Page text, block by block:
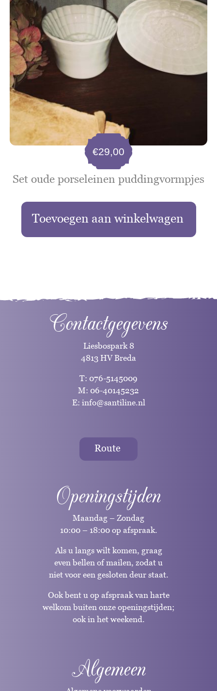
Set oude porseleinen puddingvormpjes
€29,00
Toevoegen aan winkelwagen
Contactgegevens
Liesbospark 8
4813 HV Breda
T: 076-5145009
M: 06-40145232
E: info@santiline.nl
Route
Openingstijden
Maandag – Zondag
10:00 – 18:00 op afspraak.
Als u langs wilt komen, graag
even bellen of mailen, zodat u
niet voor een gesloten deur staat.
Ook bent u op afspraak van harte
welkom buiten onze openingstijden;
ook in het weekend.
Algemeen